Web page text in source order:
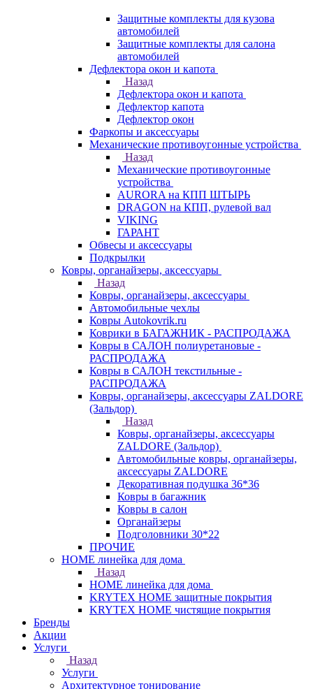
Защитные комплекты для кузова
автомобилей
Защитные комплекты для салона
автомобилей
Дефлектора окон и капота
Назад
Дефлектора окон и капота
Дефлектор капота
Дефлектор окон
Фаркопы и аксессуары
Механические противоугонные устройства
Назад
Механические противоугонные
устройства
AURORA на КПП ШТЫРЬ
DRAGON на КПП, рулевой вал
VIKING
ГАРАНТ
Обвесы и аксессуары
Подкрылки
Ковры, органайзеры, аксессуары
Назад
Ковры, органайзеры, аксессуары
Автомобильные чехлы
Ковры Autokovrik.ru
Коврики в БАГАЖНИК - РАСПРОДАЖА
Ковры в САЛОН полиуретановые -
РАСПРОДАЖА
Ковры в САЛОН текстильные -
РАСПРОДАЖА
Ковры, органайзеры, аксессуары ZALDORE
(Зальдор)
Назад
Ковры, органайзеры, аксессуары
ZALDORE (Зальдор)
Автомобильные ковры, органайзеры,
аксессуары ZALDORE
Декоративная подушка 36*36
Ковры в багажник
Ковры в салон
Органайзеры
Подголовники 30*22
ПРОЧИЕ
HOME линейка для дома
Назад
HOME линейка для дома
KRYTEX HOME защитные покрытия
KRYTEX HOME чистящие покрытия
Бренды
Акции
Услуги
Назад
Услуги
Архитектурное тонирование